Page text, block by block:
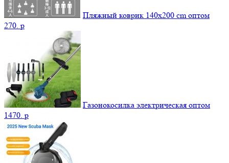
Пляжный коврик 140х200 cm оптом
270. p
Газонокосилка электрическая оптом
1470. p